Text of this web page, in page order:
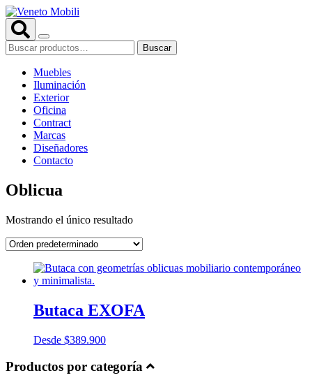
Saltar
al
contenido
Buscar
por:
Buscar
Muebles
Iluminación
Exterior
Oficina
Contract
Marcas
Diseñadores
Contacto
Oblicua
Mostrando el único resultado
Butaca EXOFA
Desde $389.900
Productos por categoría